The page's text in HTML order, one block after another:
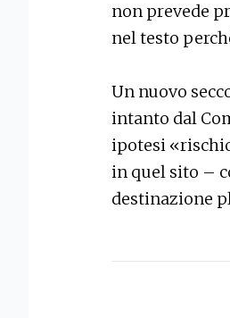
non prevede
nel testo
Un nuovo
intanto dal
ipotesi
in quel sito –
destinazione